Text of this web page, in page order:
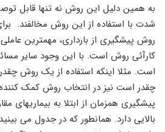
به همین دلیل این روش نه تنها قابل
شدت با استفاده از این روش مخالفند.
روش پیشگیری از بارداری، مهمترین عاملی
کارآئی روش است. با این وجود سایر
است. مثلا اینکه استفاده از یک روش
چقدر است نیز در انتخاب روش کمک
پیشگیری همزمان از ابتلا به بیماریهای
بالایی دارد. همانطور که در جدول می